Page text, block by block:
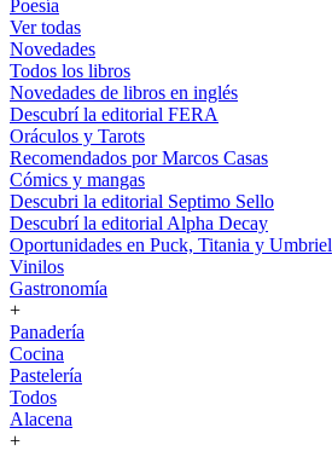
Poesía
Ver todas
Novedades
Todos los libros
Novedades de libros en inglés
Descubrí la editorial FERA
Oráculos y Tarots
Recomendados por Marcos Casas
Cómics y mangas
Descubri la editorial Septimo Sello
Descubrí la editorial Alpha Decay
Oportunidades en Puck, Titania y Umbriel
Vinilos
Gastronomía
+
Panadería
Cocina
Pastelería
Todos
Alacena
+